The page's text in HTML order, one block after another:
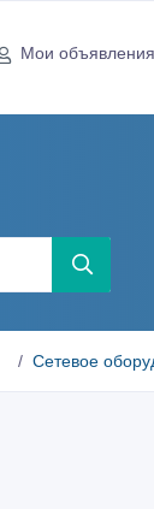
Мои объявления
Сетевое